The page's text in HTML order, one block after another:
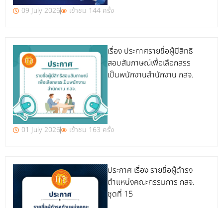
09 July 2026 เข้าชม 144 ครั้ง
เรื่อง ประกาศรายชื่อผู้มีสิทธิ
สอบสัมภาษณ์เพื่อเลือกสรร
เป็นพนักงานสำนักงาน กสจ.
01 July 2026 เข้าชม 163 ครั้ง
ประกาศ เรื่อง รายชื่อผู้ดำรง
ตำแหน่งคณะกรรมการ กสจ.
ชุดที่ 15